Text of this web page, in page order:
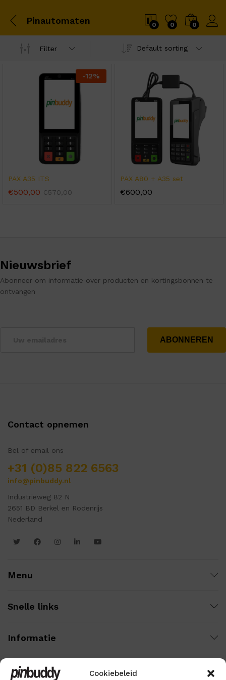
Cookiebeleid
Pinautomaten 0 0 0
Filter Default sorting
-12%
PAX A35 ITS
€500,00 €570,00
PAX A80 + A35 set
€600,00
Nieuwsbrief
Abonneer om informatie over producten en kortingsbonnen te
ontvangen
Contact opnemen
Bel of email ons
+31 (0)85 822 6563
info@pinbuddy.nl
Industrieweg 82 N
2651 BD Berkel en Rodenrijs
Nederland
Menu
Snelle links
Informatie